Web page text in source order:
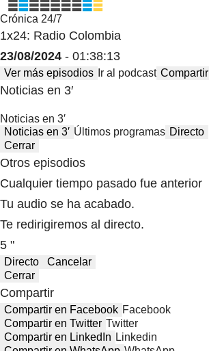
Crónica 24/7
1x24: Radio Colombia
23/08/2024 - 01:38:13
Ver más episodios Ir al podcast Compartir
Noticias en 3′
Noticias en 3′
Noticias en 3′ Últimos programas Directo
Cerrar
Otros episodios
Cualquier tiempo pasado fue anterior
Tu audio se ha acabado.
Te redirigiremos al directo.
5 "
Directo
Cancelar
Cerrar
Compartir
Compartir en Facebook Facebook
Compartir en Twitter Twitter
Compartir en LinkedIn Linkedin